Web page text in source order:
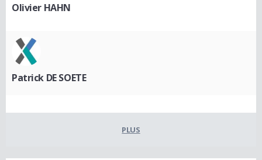
Olivier HAHN
Patrick DE SOETE
PLUS